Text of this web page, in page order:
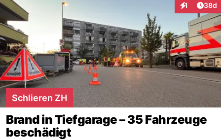
1
Interaktionen
38d
Schlieren ZH
Brand in Tiefgarage – 35 Fahrzeuge
beschädigt